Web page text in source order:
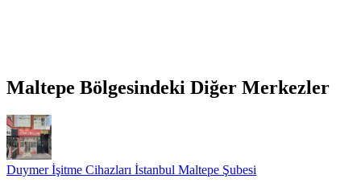
Maltepe Bölgesindeki Diğer Merkezler
Duymer İşitme Cihazları İstanbul Maltepe Şubesi